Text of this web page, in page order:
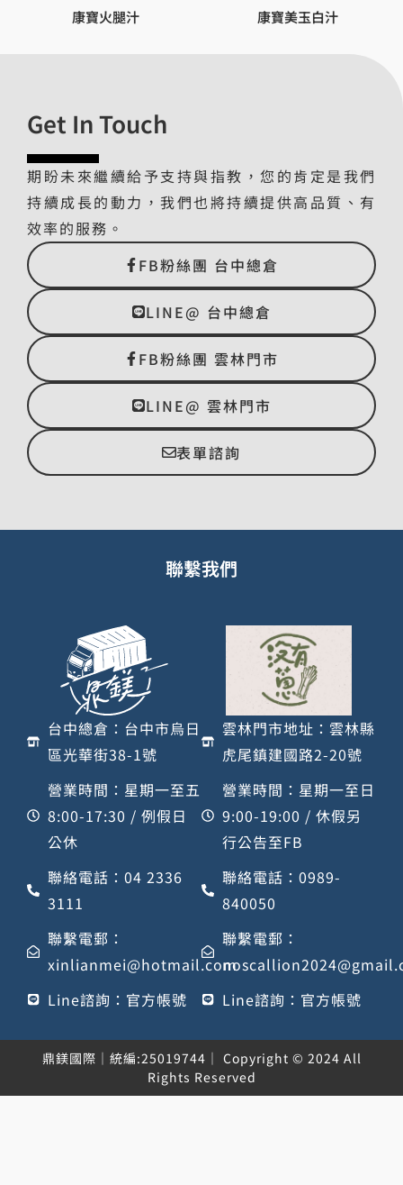
康寶火腿汁 康寶美玉白汁
Get In Touch
期盼未來繼續給予支持與指教，您的肯定是我們
持續成長的動力，我們也將持續提供高品質、有
效率的服務。
FB粉絲團 台中總倉
LINE@ 台中總倉
FB粉絲團 雲林門市
LINE@ 雲林門市
表單諮詢
聯繫我們
台中總倉：台中市烏日
區光華街38-1號
營業時間：星期一至五
8:00-17:30 / 例假日
公休
聯絡電話：04 2336
3111
聯繫電郵：
xinlianmei@hotmail.com
Line諮詢：官方帳號
雲林門市地址：雲林縣
虎尾鎮建國路2-20號
營業時間：星期一至日
9:00-19:00 / 休假另
行公告至FB
聯絡電話：0989-
840050
聯繫電郵：
Line諮詢：官方帳號
鼎鎂國際｜統編:25019744｜ Copyright © 2024 All
Rights Reserved